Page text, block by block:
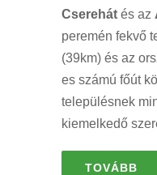
Cserehát és az
peremén fekvő
(39km) és az
es számú főút
településnek
kiemelkedő
TOVÁBB